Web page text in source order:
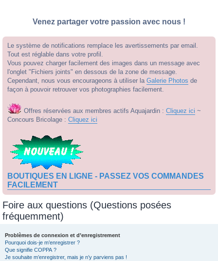
Venez partager votre passion avec nous !
Le système de notifications remplace les avertissements par email.
Tout est réglable dans votre profil.
Vous pouvez charger facilement des images dans un message avec
l'onglet "Fichiers joints" en dessous de la zone de message.
Cependant, nous vous encourageons à utiliser la Galerie Photos de
façon à pouvoir retrouver vos photographies facilement.
Offres réservées aux membres actifs Aquajardin : Cliquez ici ~
Concours Bricolage : Cliquez ici
BOUTIQUES EN LIGNE - PASSEZ VOS COMMANDES
FACILEMENT
Foire aux questions (Questions posées
fréquemment)
Problèmes de connexion et d’enregistrement
Pourquoi dois-je m’enregistrer ?
Que signifie COPPA ?
Je souhaite m’enregistrer, mais je n’y parviens pas !